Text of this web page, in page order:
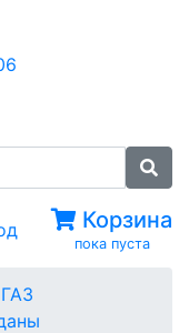
Корзина
пока пуста